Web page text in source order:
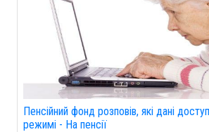
Пенсійний фонд розповів, які дані
режимі - На пенсії